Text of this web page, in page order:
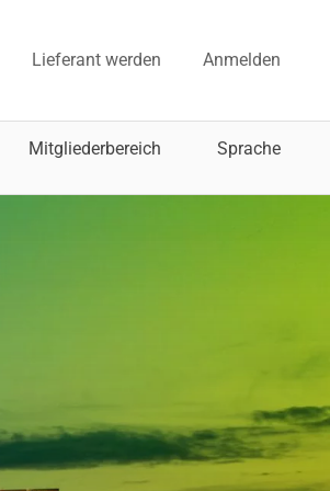
Lieferant werden Anmelden
Mitgliederbereich Sprache